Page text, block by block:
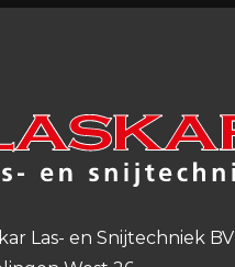
Las- en Snijtechniek BV